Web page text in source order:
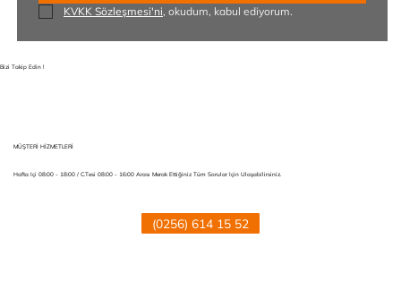
KVKK Sözleşmesi'ni, okudum, kabul ediyorum.
Bizi Takip Edin !
Hafta Içi 08:00 - 18:00 / C.tesi 08:00 - 16:00 Arası Merak Ettiğiniz Tüm Sorular Için Ulaşabilirsiniz.
MÜŞTERİ HİZMETLERİ
(0256) 614 15 52